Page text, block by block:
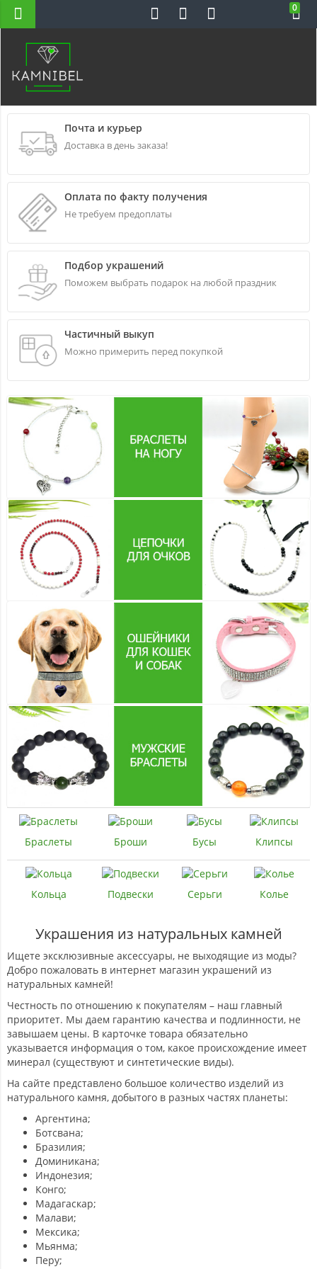
ВС 10-22
0
Почта и курьер
Доставка в день заказа!
Оплата по факту получения
Не требуем предоплаты
Подбор украшений
Поможем выбрать подарок на любой праздник
Частичный выкуп
Можно примерить перед покупкой
Браслеты Броши Бусы Клипсы
Кольца Подвески Серьги Колье
Украшения из натуральных камней
Ищете эксклюзивные аксессуары, не выходящие из моды?
Добро пожаловать в интернет магазин украшений из
натуральных камней!
Честность по отношению к покупателям – наш главный
приоритет. Мы даем гарантию качества и подлинности, не
завышаем цены. В карточке товара обязательно
указывается информация о том, какое происхождение имеет
минерал (существуют и синтетические виды).
На сайте представлено большое количество изделий из
натурального камня, добытого в разных частях планеты:
Аргентина;
Ботсвана;
Бразилия;
Доминикана;
Индонезия;
Конго;
Мадагаскар;
Малави;
Мексика;
Мьянма;
Перу;